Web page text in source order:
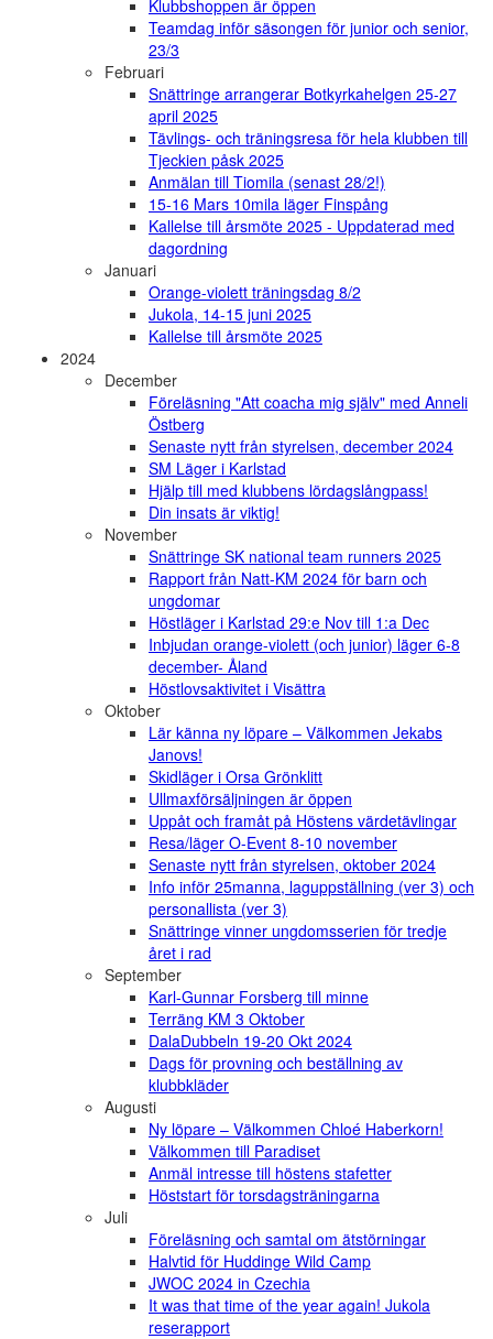
Klubbshoppen är öppen
Teamdag inför säsongen för junior och senior,
23/3
Februari
Snättringe arrangerar Botkyrkahelgen 25-27
april 2025
Tävlings- och träningsresa för hela klubben till
Tjeckien påsk 2025
Anmälan till Tiomila (senast 28/2!)
15-16 Mars 10mila läger Finspång
Kallelse till årsmöte 2025 - Uppdaterad med
dagordning
Januari
Orange-violett träningsdag 8/2
Jukola, 14-15 juni 2025
Kallelse till årsmöte 2025
2024
December
Föreläsning "Att coacha mig själv" med Anneli
Östberg
Senaste nytt från styrelsen, december 2024
SM Läger i Karlstad
Hjälp till med klubbens lördagslångpass!
Din insats är viktig!
November
Snättringe SK national team runners 2025
Rapport från Natt-KM 2024 för barn och
ungdomar
Höstläger i Karlstad 29:e Nov till 1:a Dec
Inbjudan orange-violett (och junior) läger 6-8
december- Åland
Höstlovsaktivitet i Visättra
Oktober
Lär känna ny löpare – Välkommen Jekabs
Janovs!
Skidläger i Orsa Grönklitt
Ullmaxförsäljningen är öppen
Uppåt och framåt på Höstens värdetävlingar
Resa/läger O-Event 8-10 november
Senaste nytt från styrelsen, oktober 2024
Info inför 25manna, laguppställning (ver 3) och
personallista (ver 3)
Snättringe vinner ungdomsserien för tredje
året i rad
September
Karl-Gunnar Forsberg till minne
Terräng KM 3 Oktober
DalaDubbeln 19-20 Okt 2024
Dags för provning och beställning av
klubbkläder
Augusti
Ny löpare – Välkommen Chloé Haberkorn!
Välkommen till Paradiset
Anmäl intresse till höstens stafetter
Höststart för torsdagsträningarna
Juli
Föreläsning och samtal om ätstörningar
Halvtid för Huddinge Wild Camp
JWOC 2024 in Czechia
It was that time of the year again! Jukola
reserapport